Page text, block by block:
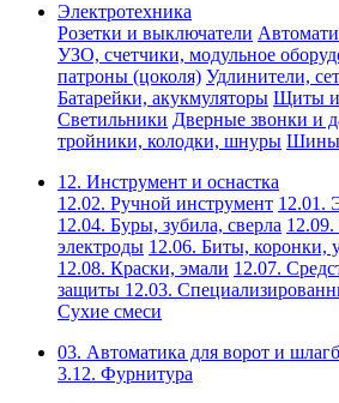
Электротехника
Розетки и выключатели
УЗО, счетчики, модульное
патроны (цоколя) Удлинители,
Батарейки, акукмуляторы Щиты и
Светильники Дверные звонки и
тройники, колодки, шнуры Шины
12. Инструмент и оснастка
12.02. Ручной инструмент 12.01.
12.04. Буры, зубила, сверла
электроды 12.06. Биты, коронки,
12.08. Краски, эмали 12.07.
защиты 12.03.
Сухие смеси
03. Автоматика для ворот и
3.12. Фурнитура